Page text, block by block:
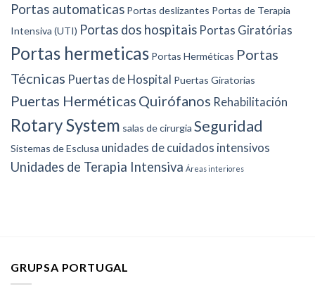
Portas automaticas Portas deslizantes Portas de Terapia
Intensiva (UTI) Portas dos hospitais Portas Giratórias
Portas hermeticas Portas Herméticas Portas
Técnicas Puertas de Hospital Puertas Giratorias
Puertas Herméticas Quirófanos Rehabilitación
Rotary System salas de cirurgia Seguridad
Sistemas de Esclusa unidades de cuidados intensivos
Unidades de Terapia Intensiva Áreas interiores
GRUPSA PORTUGAL